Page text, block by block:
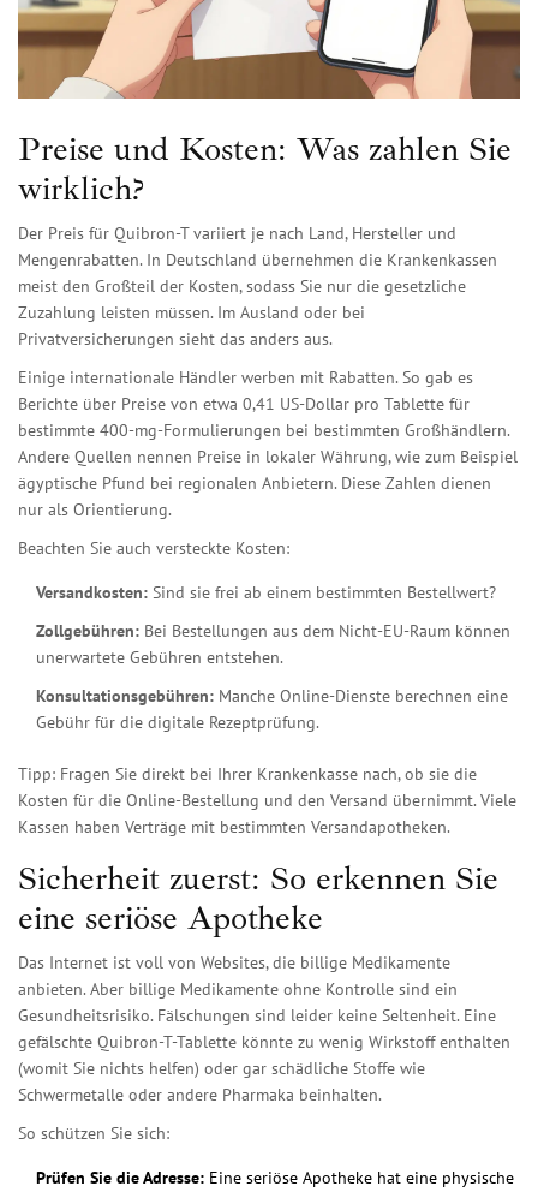
Preise und Kosten: Was zahlen Sie
wirklich?
Der Preis für Quibron-T variiert je nach Land, Hersteller und
Mengenrabatten. In Deutschland übernehmen die Krankenkassen
meist den Großteil der Kosten, sodass Sie nur die gesetzliche
Zuzahlung leisten müssen. Im Ausland oder bei
Privatversicherungen sieht das anders aus.
Einige internationale Händler werben mit Rabatten. So gab es
Berichte über Preise von etwa 0,41 US-Dollar pro Tablette für
bestimmte 400-mg-Formulierungen bei bestimmten Großhändlern.
Andere Quellen nennen Preise in lokaler Währung, wie zum Beispiel
ägyptische Pfund bei regionalen Anbietern. Diese Zahlen dienen
nur als Orientierung.
Beachten Sie auch versteckte Kosten:
Versandkosten: Sind sie frei ab einem bestimmten Bestellwert?
Zollgebühren: Bei Bestellungen aus dem Nicht-EU-Raum können
unerwartete Gebühren entstehen.
Konsultationsgebühren: Manche Online-Dienste berechnen eine
Gebühr für die digitale Rezeptprüfung.
Tipp: Fragen Sie direkt bei Ihrer Krankenkasse nach, ob sie die
Kosten für die Online-Bestellung und den Versand übernimmt. Viele
Kassen haben Verträge mit bestimmten Versandapotheken.
Sicherheit zuerst: So erkennen Sie
eine seriöse Apotheke
Das Internet ist voll von Websites, die billige Medikamente
anbieten. Aber billige Medikamente ohne Kontrolle sind ein
Gesundheitsrisiko. Fälschungen sind leider keine Seltenheit. Eine
gefälschte Quibron-T-Tablette könnte zu wenig Wirkstoff enthalten
(womit Sie nichts helfen) oder gar schädliche Stoffe wie
Schwermetalle oder andere Pharmaka beinhalten.
So schützen Sie sich:
Prüfen Sie die Adresse: Eine seriöse Apotheke hat eine physische